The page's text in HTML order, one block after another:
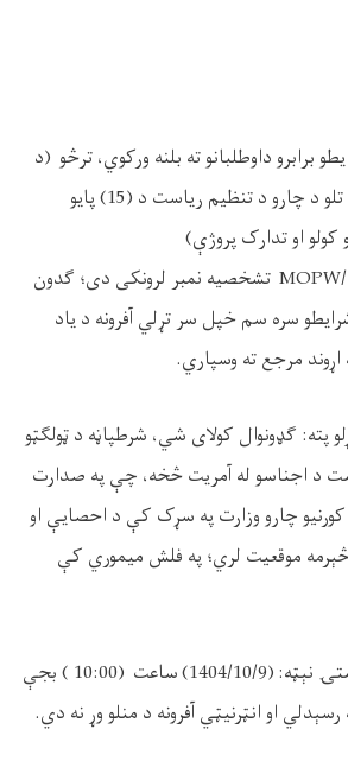
برابرو داوطلبانو ته بلنه ورکوي، ترڅو (د
د چارو د تنظیم ریاست د (15)
پایو
او تدارک پروژې)
تشخصیه نمبر لرونکی دی؛ ګدون
سره سم خپل سر تړلي آفرونه د یاد
اړوند مرجع ته وسپاري.
پته: ګډونوال کولای شي، شرطپاڼه د ټولګټو
د اجناسو له آمريت څخه، چې په صدارت
چارو وزارت په سړک کې د احصایې او
څېرمه موقعيت لري؛ په فلش ميموري کې
د آفرونو د تسليمۍ وروستۍ نېټه: (1404/10/9) ساعت (10:00 ) بجې
او انټرنيټي آفرونه د منلو وړ نه دي.